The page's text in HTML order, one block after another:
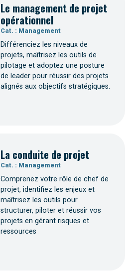
Le management de projet
opérationnel
Cat. : Management
Différenciez les niveaux de
projets, maîtrisez les outils de
pilotage et adoptez une posture
de leader pour réussir des projets
alignés aux objectifs stratégiques.
La conduite de projet
Cat. : Management
Comprenez votre rôle de chef de
projet, identifiez les enjeux et
maîtrisez les outils pour
structurer, piloter et réussir vos
projets en gérant risques et
ressources